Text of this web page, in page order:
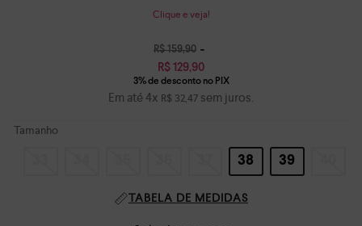
Clique e veja!
R$ 159,90
R$ 129,90
Em até 4x R$ 32,47 sem juros.
Tamanho
38 39
TABELA DE MEDIDAS